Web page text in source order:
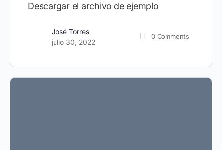
Descargar el archivo de ejemplo
José Torres
julio 30, 2022
0 Comments